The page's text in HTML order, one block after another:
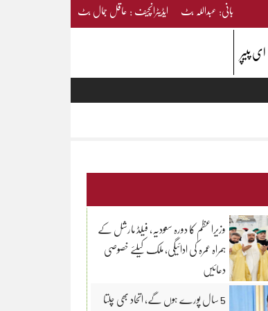
بانی: عبداللہ بٹ ایڈیٹرانچیف : عاقل جمال بٹ
ای پیپر
وزیراعظم کا دورہ سعودیہ، فیلڈ مارشل کے
ہمراہ عمرہ کی ادائیگی، ملک کیلئے خصوصی
دعائیں
5 سال پورے ہوں گے، اتحاد بھی چلتا